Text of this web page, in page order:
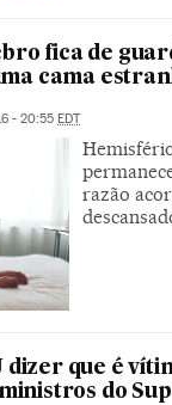
fica de
cama
- 20:55 EDT
razão
dizer que é
do